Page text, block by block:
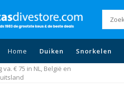
Home Duiken Snorkelen
levering wereldwijd